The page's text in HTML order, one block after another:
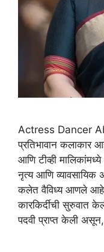
Actress Dancer
प्रतिभावान कलाकार
आणि टीव्ही
नृत्य आणि व्यावसायिक
कलेत वैविध्य आणले
कारकिर्दीची सुरुवात
पदवी प्राप्त केली